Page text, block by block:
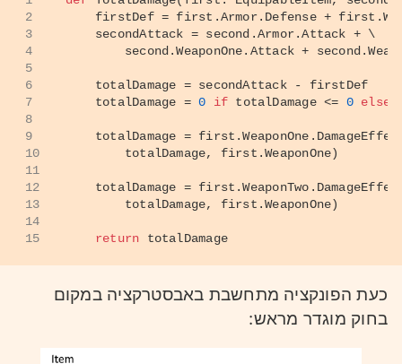
2
3
4
5
6
7
8
9
10
11
12
13
14
15
firstDef = first.Armor.Defense +
    secondAttack = second.Armor.Attack + \
second.WeaponOne.Attack +
    totalDamage = secondAttack - firstDef
    totalDamage =
0 if totalDamage <= 0 else
totalDamage =
        totalDamage, first.WeaponOne)
totalDamage =
        totalDamage, first.WeaponOne)
return totalDamage
כעת הפונקציה מתחשבת באבסטרקציה במקום
בחוק מוגדר מראש: